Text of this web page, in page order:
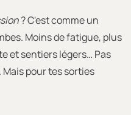
? C'est comme un
Moins de fatigue, plus
et sentiers légers… Pas
pour tes sorties